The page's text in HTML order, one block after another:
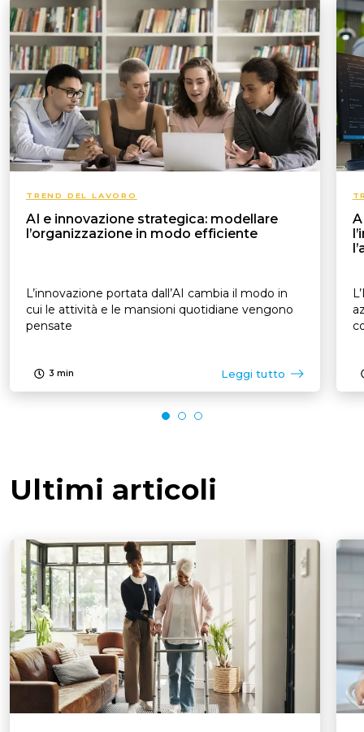
TREND DEL LAVORO
AI e innovazione strategica: modellare
l’organizzazione in modo efficiente
L’innovazione portata dall’AI cambia il modo in
cui le attività e le mansioni quotidiane vengono
pensate
3 min Leggi tutto
Ultimi articoli